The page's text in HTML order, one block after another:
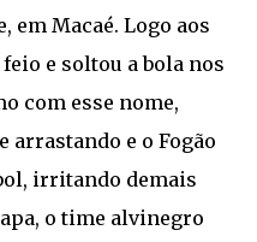
em Macaé. Logo aos
e soltou a bola nos
com esse nome,
arrastando e o Fogão
irritando demais
o time alvinegro